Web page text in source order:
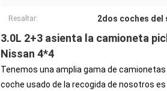
Resaltar: 2dos coches del
3.0L 2+3 asienta la camioneta
Nissan 4*4
Tenemos una amplia gama de
coche usado de la recogida de nosotros